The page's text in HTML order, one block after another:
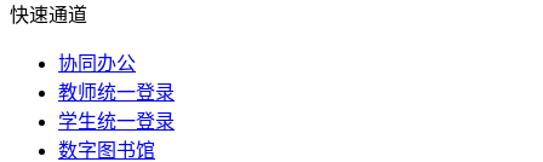
快速通道
协同办公
教师统一登录
学生统一登录
数字图书馆